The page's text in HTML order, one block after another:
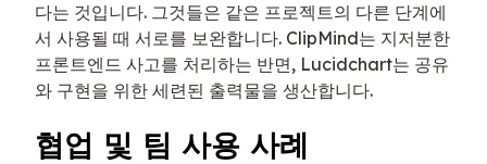
다는 것입니다. 그것들은 같은 프로젝트의 다른 단계에
서 사용될 때 서로를 보완합니다. ClipMind는 지저분한
프론트엔드 사고를 처리하는 반면, Lucidchart는 공유
와 구현을 위한 세련된 출력물을 생산합니다.
협업 및 팀 사용 사례